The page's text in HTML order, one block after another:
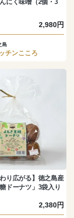
にく味噌（2個・3
2,980円
島
チンこころ
わり広がる】徳之島産
ドーナツ」3袋入り
2,380円